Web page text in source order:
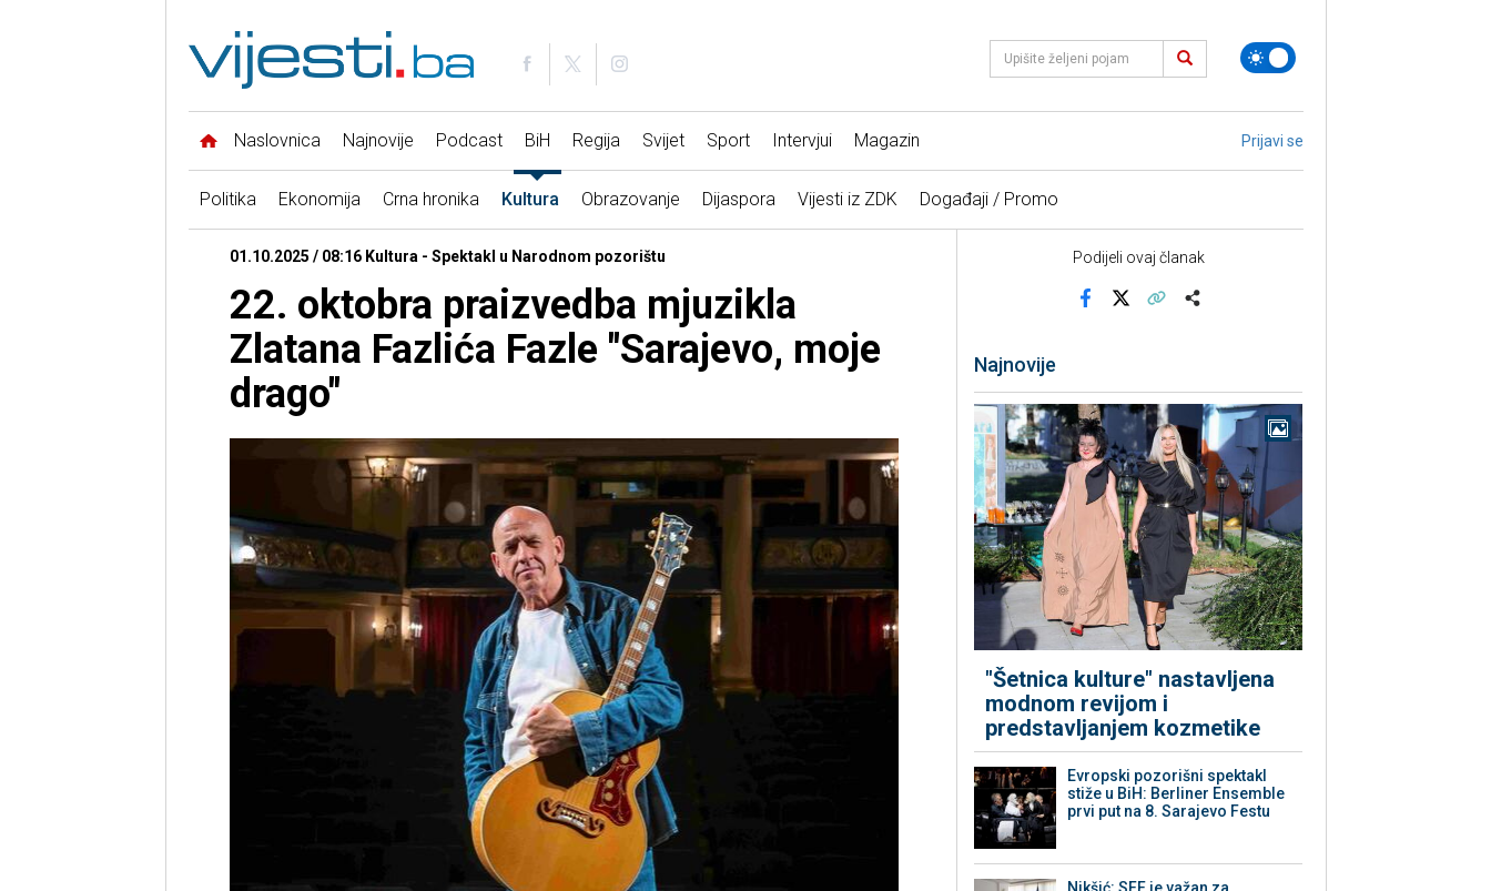
Naslovnica Najnovije Podcast BiH Regija Svijet Sport Intervjui Magazin Prijavi se
Politika Ekonomija Crna hronika Kultura Obrazovanje Dijaspora Vijesti iz ZDK Događaji / Promo
01.10.2025 / 08:16 Kultura - Spektakl u Narodnom pozorištu
22. oktobra praizvedba mjuzikla
Zlatana Fazlića Fazle "Sarajevo, moje
drago"
Podijeli ovaj članak
Najnovije
"Šetnica kulture" nastavljena
modnom revijom i
predstavljanjem kozmetike
Evropski pozorišni spektakl
stiže u BiH: Berliner Ensemble
prvi put na 8. Sarajevo Festu